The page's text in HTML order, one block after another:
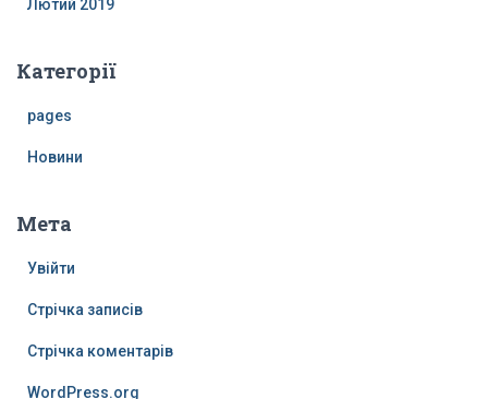
Лютий 2019
Категорії
pages
Новини
Мета
Увійти
Стрічка записів
Стрічка коментарів
WordPress.org